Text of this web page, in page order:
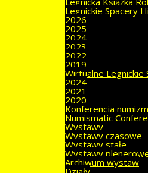
Legnickie Spacery
2026
2025
2024
2023
2022
2019
Wirtualne
2024
2021
2020
Konferencja
Numismatic
Wystawy
Wystawy czasowe
Wystawy stałe
Wystawy
Archiwum wystaw